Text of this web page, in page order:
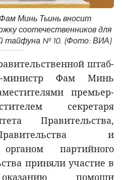
Минь Тьинь вносит
соотечественников для
тайфуна № 10. (Фото: ВИА)
штаб-
министр Фам Минь
премьер-
секретаря
Правительства,
и
партийного
приняли участие в
помощи